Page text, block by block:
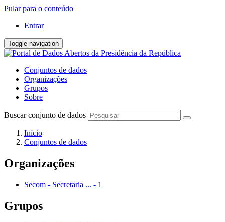
Pular para o conteúdo
Entrar
Toggle navigation
Conjuntos de dados
Organizações
Grupos
Sobre
Buscar conjunto de dados
Início
Conjuntos de dados
Organizações
Secom - Secretaria ... - 1
Grupos